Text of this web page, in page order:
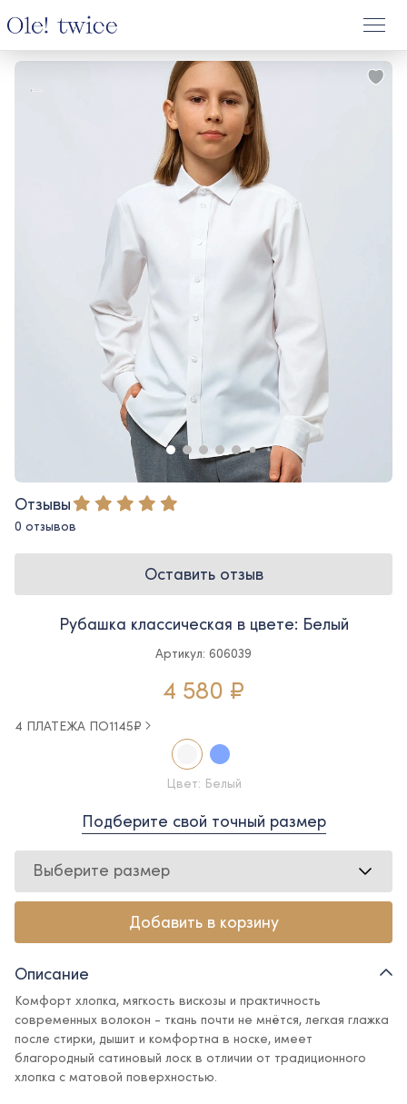
Отзывы
0 отзывов
Оставить отзыв
Рубашка классическая в цвете: Белый
Артикул: 606039
4 580 ₽
4 ПЛАТЕЖА ПО1145₽
Цвет: Белый
Подберите свой точный размер
Выберите размер
Добавить в корзину
Описание
Комфорт хлопка, мягкость вискозы и практичность
современных волокон - ткань почти не мнётся, легкая глажка
после стирки, дышит и комфортна в носке, имеет
благородный сатиновый лоск в отличии от традиционного
хлопка с матовой поверхностью.